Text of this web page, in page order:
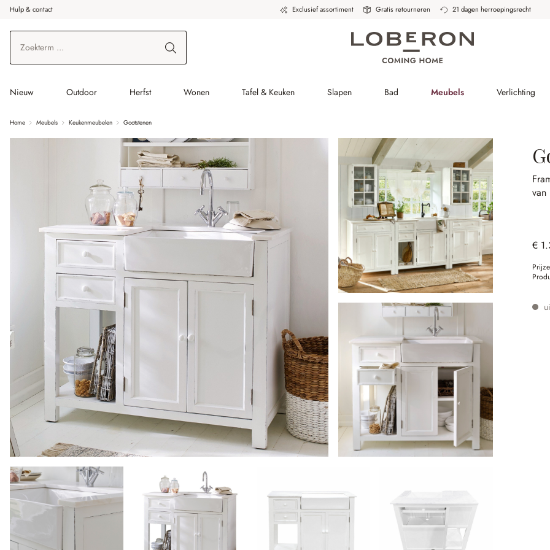
de hoofdinhoud
Ga naar zoeken
Ga naar de hoofdnavigatie
Hulp & contact Exclusief assortiment Gratis retourneren 21 dagen herroepingsrecht
Nieuw Outdoor Herfst Wonen Tafel & Keuken Slapen Bad Meubels Verlichting
Home Meubels Keukenmeubelen Gootstenen
€